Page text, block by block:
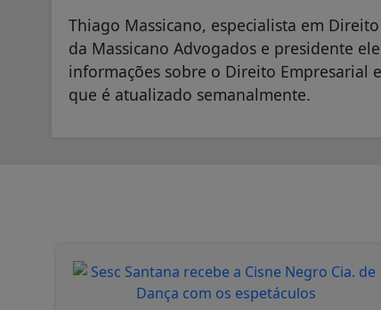
Thiago Massicano, especialista em
da Massicano Advogados e presidente
informações sobre o Direito Empresarial
que é atualizado semanalmente.